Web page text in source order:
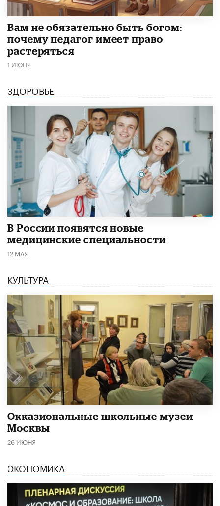
​Вам не обязательно быть богом:
почему педагог имеет право
растеряться
1 ИЮНЯ
ЗДОРОВЬЕ
В России появятся новые
медицинские специальности
12 МАЯ
КУЛЬТУРА
​Окказиональные школьные музеи
Москвы
26 ИЮНЯ
ЭКОНОМИКА